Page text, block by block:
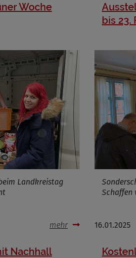
Woche
Landkreistag
mehr
bis 23.
Schaffen
16.01.2025
Nachhall
OpenWeatherAPI gesetzt werden